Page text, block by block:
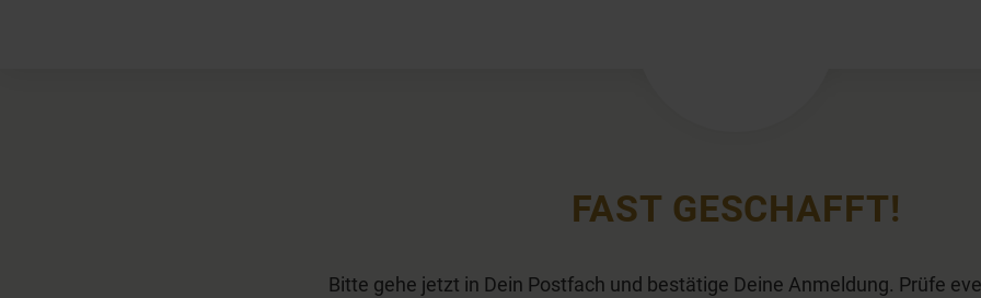
FAST GESCHAFFT!
Bitte gehe jetzt in Dein Postfach und bestätige Deine Anmeldung. Prüfe